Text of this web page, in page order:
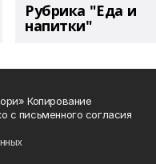
Рубрика "Еда и
напитки"
Копирование
с письменного согласия